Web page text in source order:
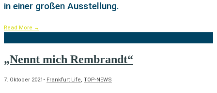
in einer großen Ausstellung.
Read More →
„Nennt mich Rembrandt“
7. Oktober 2021 • Frankfurt Life, TOP-NEWS